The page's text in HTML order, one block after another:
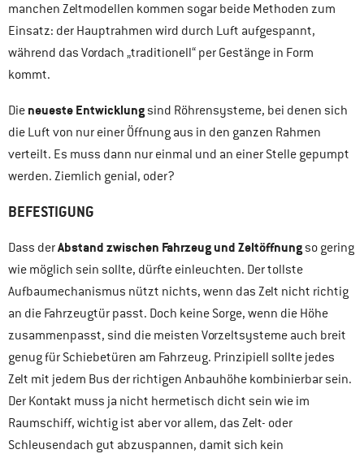
manchen Zeltmodellen kommen sogar beide Methoden zum
Einsatz: der Hauptrahmen wird durch Luft aufgespannt,
während das Vordach „traditionell“ per Gestänge in Form
kommt.
Die neueste Entwicklungsind Röhrensysteme, bei denen sich
die Luft von nur einer Öffnung aus in den ganzen Rahmen
verteilt. Es muss dann nur einmal und an einer Stelle gepumpt
werden. Ziemlich genial, oder?
BEFESTIGUNG
Dass derAbstand zwischen Fahrzeug und Zeltöffnungso gering
wie möglich sein sollte, dürfte einleuchten. Der tollste
Aufbaumechanismus nützt nichts, wenn das Zelt nicht richtig
an die Fahrzeugtür passt. Doch keine Sorge, wenn die Höhe
zusammenpasst, sind die meisten Vorzeltsysteme auch breit
genug für Schiebetüren am Fahrzeug. Prinzipiell sollte jedes
Zelt mit jedem Bus der richtigen Anbauhöhe kombinierbar sein.
Der Kontakt muss ja nicht hermetisch dicht sein wie im
Raumschiff, wichtig ist aber vor allem, das Zelt- oder
Schleusendach gut abzuspannen, damit sich kein